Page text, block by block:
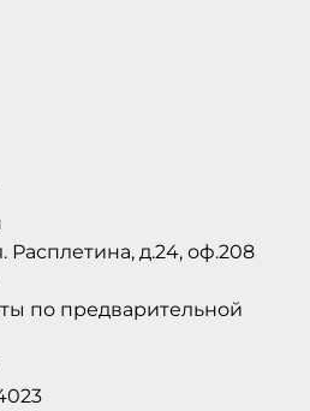
Расплетина, д.24, оф.208
по предварительной